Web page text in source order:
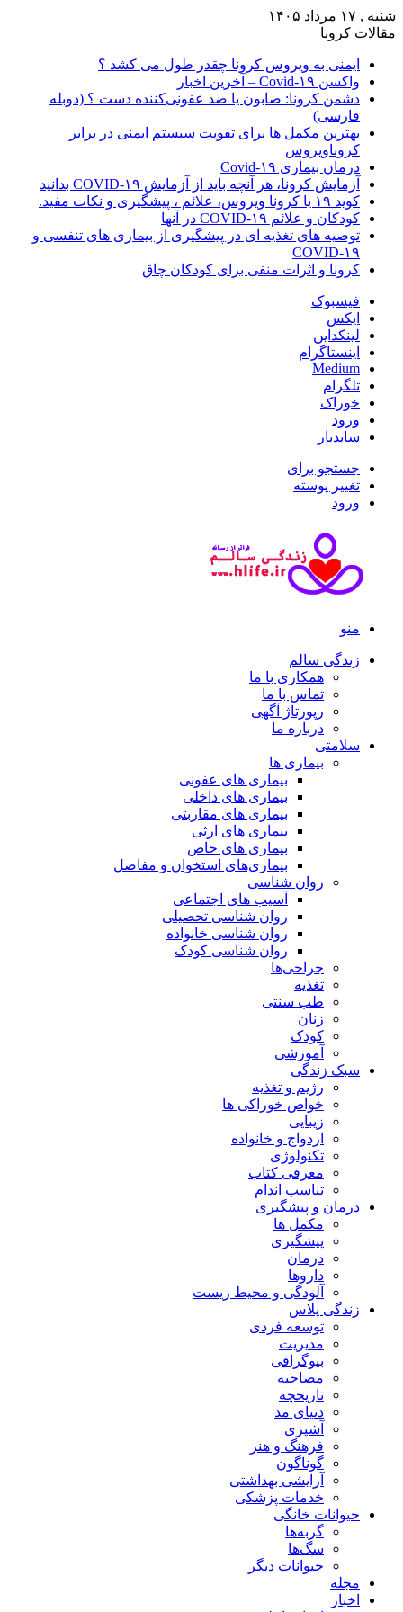
شنبه , ۱۷ مرداد ۱۴۰۵
مقالات کرونا
ایمنی به ویروس کرونا چقدر طول می کشد ؟
واکسن Covid-۱۹ – آخرین اخبار
دشمن کرونا: صابون یا ضد عفونی‌کننده دست ؟ (دوبله
فارسی)
بهترین مکمل ها برای تقویت سیستم ایمنی در برابر
کروناویروس
درمان بیماری Covid-۱۹
آزمایش کرونا، هر آنچه باید از آزمایش COVID-۱۹ بدانید
کوید ۱۹ یا کرونا ویروس، علائم ، پیشگیری و نکات مفید.
کودکان و علائم COVID-۱۹ در آنها
توصیه های تغذیه ای در پیشگیری از بیماری های تنفسی و
COVID-۱۹
کرونا و اثرات منفی برای کودکان چاق
فیسبوک
ایکس
لینکداین
اینستاگرام
Medium
تلگرام
خوراک
ورود
سایدبار
جستجو برای
تغییر پوسته
ورود
منو
زندگی سالم
همکاری با ما
تماس با ما
رپورتاژ آگهی
درباره ما
سلامتی
بیماری ها
بیماری های عفونی
بیماری های داخلی
بیماری های مقاربتی
بیماری های ارثی
بیماری های خاص
بیماری‌های استخوان و مفاصل
روان شناسی
آسیب های اجتماعی
روان شناسی تحصیلی
روان شناسی خانواده
روان شناسی کودک
جراحی‌ها
تغذیه
طب سنتی
زنان
کودک
آموزشی
سبک زندگی
رژیم و تغذیه
خواص خوراکی ها
زیبایی
ازدواج و خانواده
تکنولوژی
معرفی کتاب
تناسب اندام
درمان و پیشگیری
مکمل ها
پیشگیری
درمان
داروها
آلودگی و محیط زیست
زندگی پلاس
توسعه فردی
مدیریت
بیوگرافی
مصاحبه
تاریخچه
دنیای مد
آشپزی
فرهنگ و هنر
گوناگون
آرایشی بهداشتی
خدمات پزشکی
حیوانات خانگی
گربه‌ها
سگ‌ها
حیوانات دیگر
مجله
اخبار